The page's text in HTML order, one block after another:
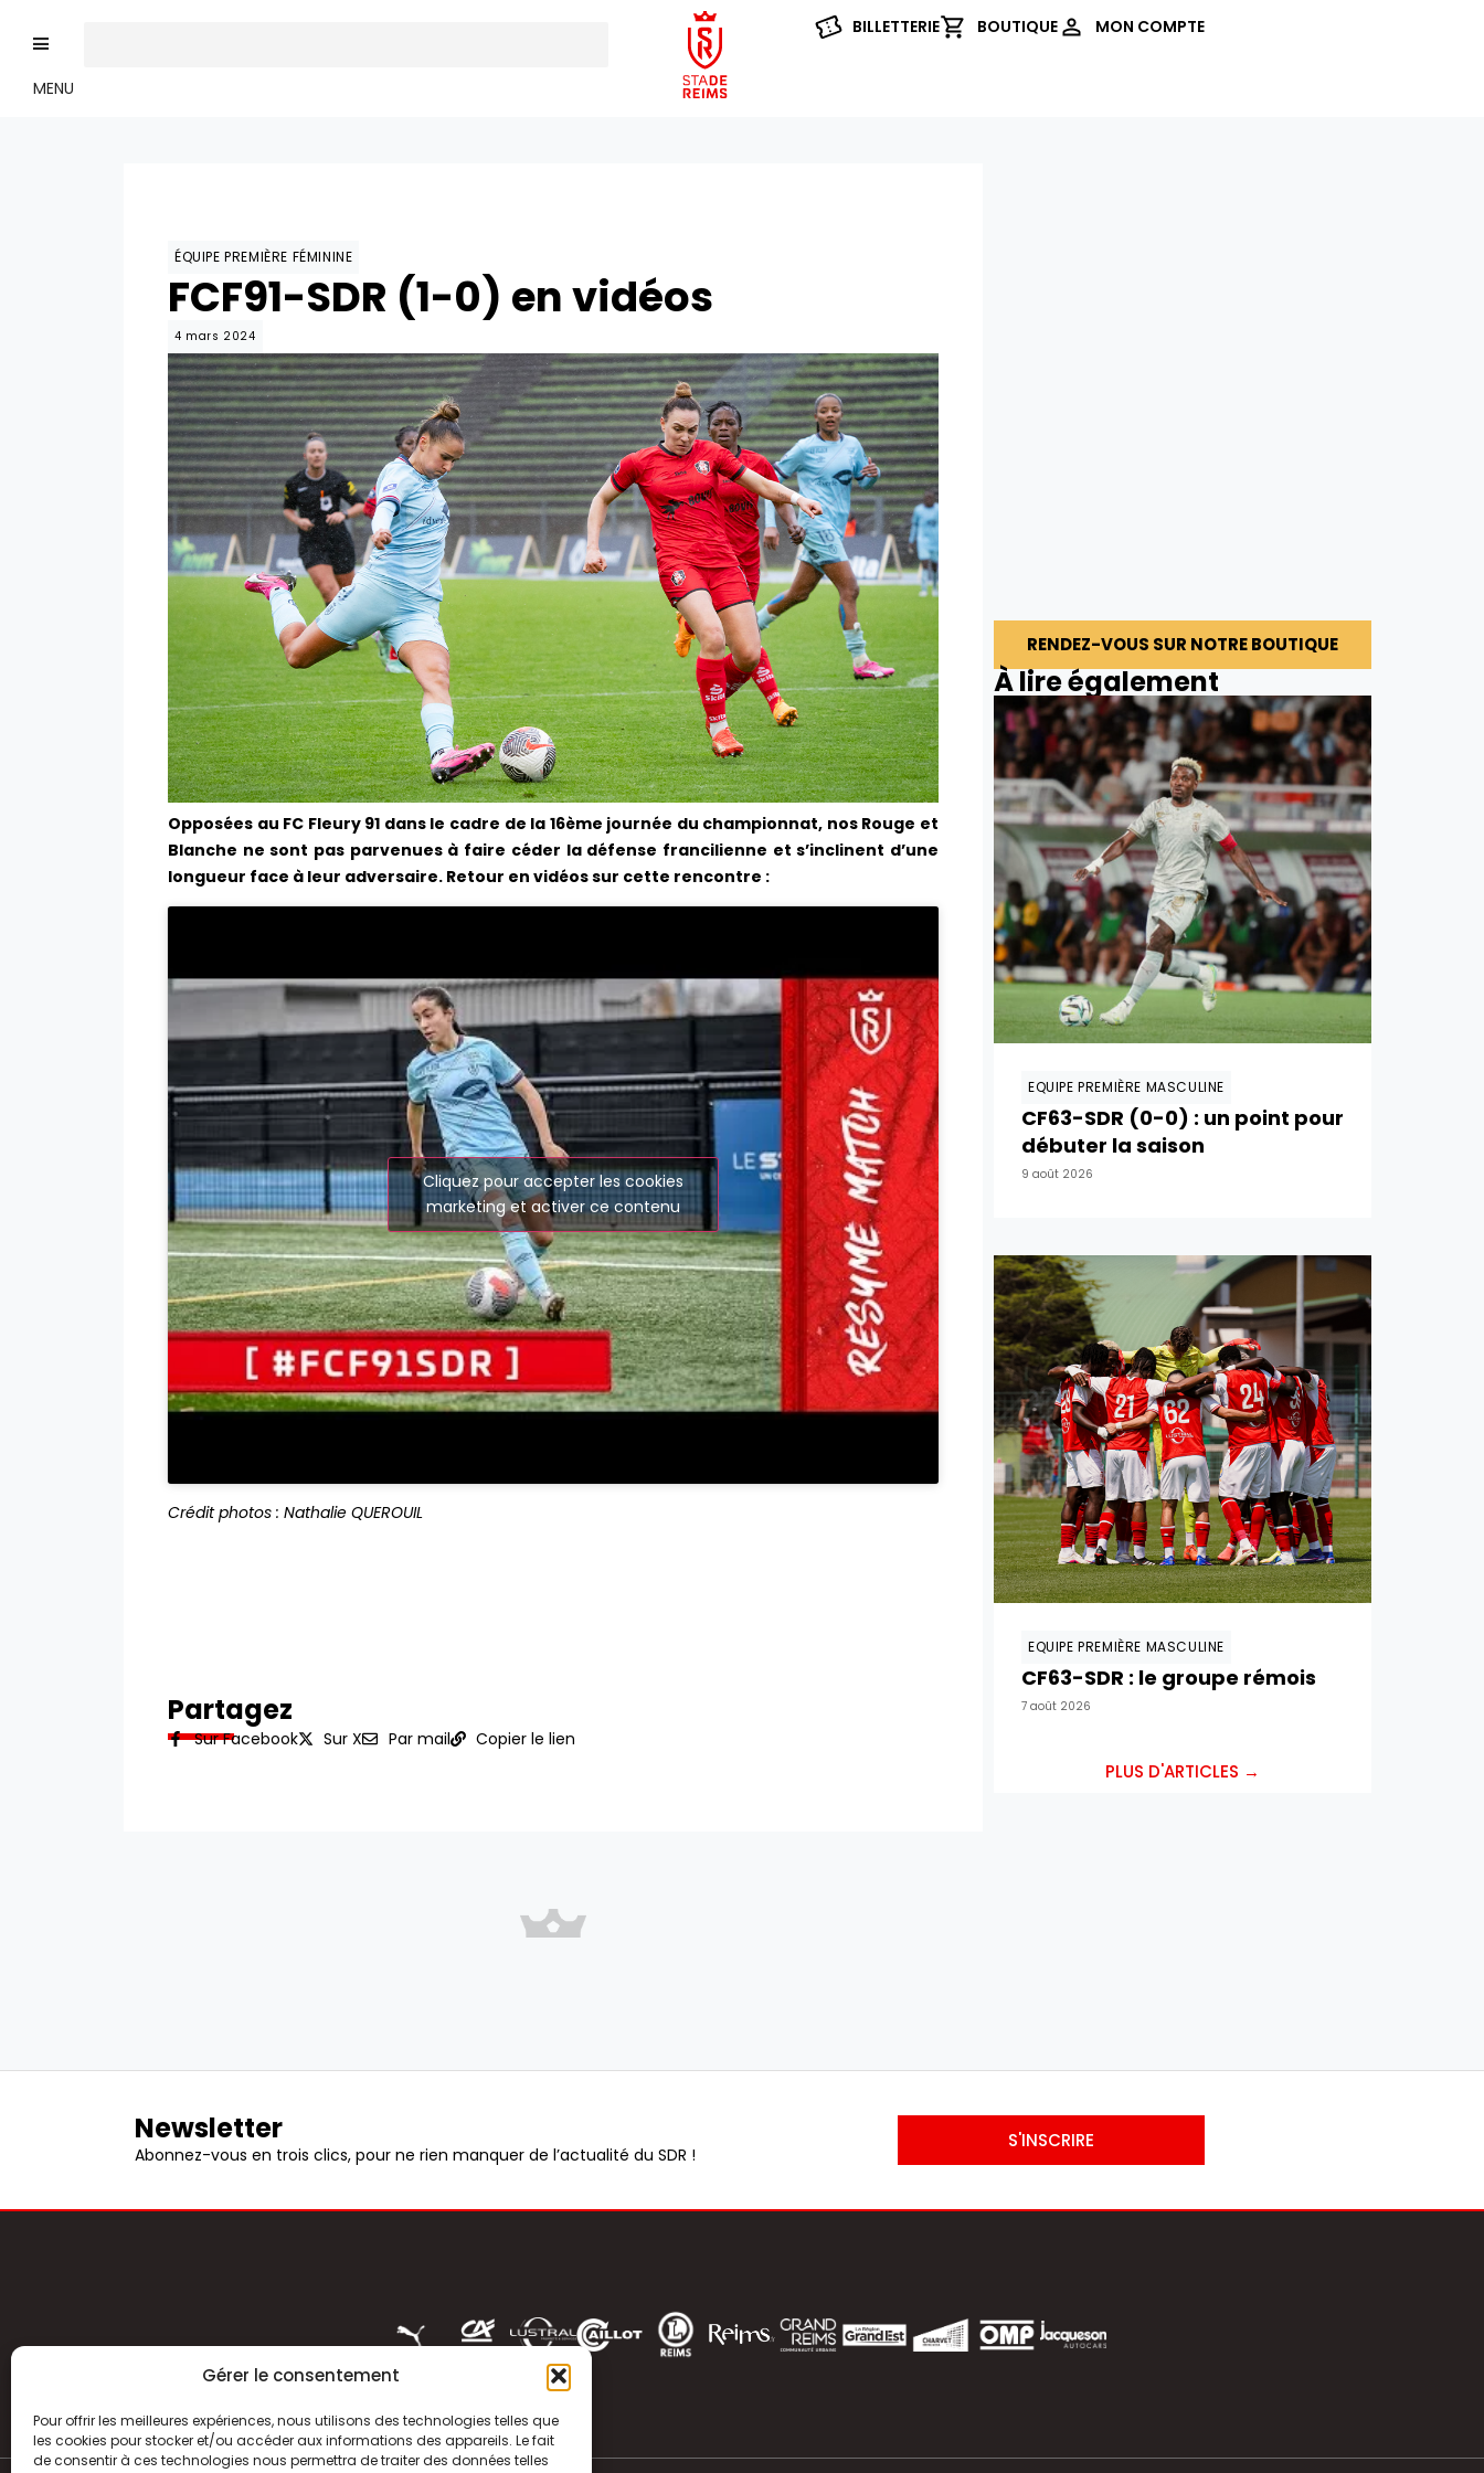
Gérer le consentement
Pour offrir les meilleures expériences, nous utilisons des technologies telles que
les cookies pour stocker et/ou accéder aux informations des appareils. Le fait
de consentir à ces technologies nous permettra de traiter des données telles
MENU
BILLETTERIE BOUTIQUE MON COMPTE
ÉQUIPE PREMIÈRE FÉMININE
FCF91-SDR (1-0) en vidéos
4 mars 2024
Opposées au FC Fleury 91 dans le cadre de la 16ème journée du championnat, nos Rouge et
Blanche ne sont pas parvenues à faire céder la défense francilienne et s’inclinent d’une
longueur face à leur adversaire. Retour en vidéos sur cette rencontre :
Cliquez pour accepter les cookies
marketing et activer ce contenu
Crédit photos : Nathalie QUEROUIL
Partagez
Sur Facebook Sur X Par mail Copier le lien
RENDEZ-VOUS SUR NOTRE BOUTIQUE
À lire également
EQUIPE PREMIÈRE MASCULINE
CF63-SDR (0-0) : un point pour
débuter la saison
9 août 2026
EQUIPE PREMIÈRE MASCULINE
CF63-SDR : le groupe rémois
7 août 2026
PLUS D'ARTICLES →
Newsletter
Abonnez-vous en trois clics, pour ne rien manquer de l’actualité du SDR !
S'INSCRIRE